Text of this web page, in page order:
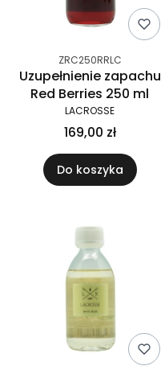
ZRC250RRLC
Uzupełnienie zapachu
Red Berries 250 ml
LACROSSE
169,00 zł
Do koszyka